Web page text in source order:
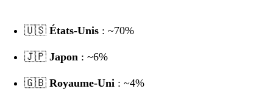
🇺🇸 États-Unis : ~70%
🇯🇵 Japon : ~6%
🇬🇧 Royaume-Uni : ~4%